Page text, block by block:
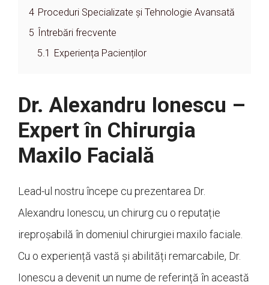
4 Proceduri Specializate și Tehnologie Avansată
5
Întrebări frecvente
5.1
Experiența Pacienților
Dr. Alexandru Ionescu –
Expert în Chirurgia
Maxilo Facială
Lead-ul nostru începe cu prezentarea Dr.
Alexandru Ionescu, un chirurg cu o reputație
ireproșabilă în domeniul chirurgiei maxilo faciale.
Cu o experiență vastă și abilități remarcabile, Dr.
Ionescu a devenit un nume de referință în această